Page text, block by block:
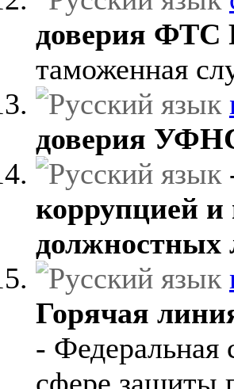
доверия ФТС
таможенная
доверия
коррупцией
должностных
Горячая
- Федеральная